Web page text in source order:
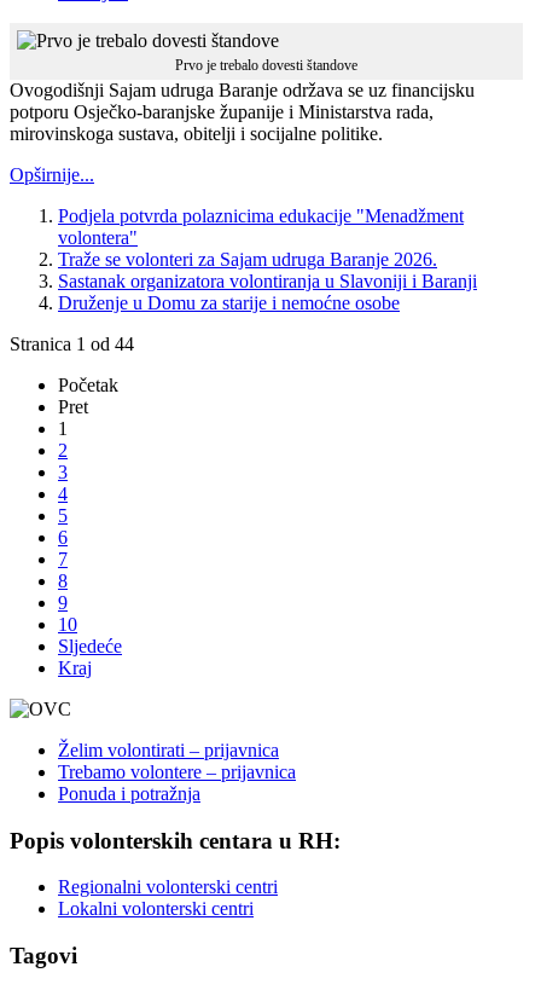
Prvo je trebalo dovesti štandove
Ovogodišnji Sajam udruga Baranje održava se uz financijsku
potporu Osječko-baranjske županije i Ministarstva rada,
mirovinskoga sustava, obitelji i socijalne politike.
Opširnije...
Podjela potvrda polaznicima edukacije "Menadžment
volontera"
Traže se volonteri za Sajam udruga Baranje 2026.
Sastanak organizatora volontiranja u Slavoniji i Baranji
Druženje u Domu za starije i nemoćne osobe
Stranica 1 od 44
Početak
Pret
1
2
3
4
5
6
7
8
9
10
Sljedeće
Kraj
Želim volontirati – prijavnica
Trebamo volontere – prijavnica
Ponuda i potražnja
Popis volonterskih centara u RH:
Regionalni volonterski centri
Lokalni volonterski centri
Tagovi